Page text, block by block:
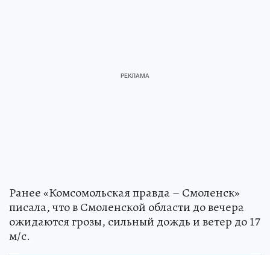
Ранее «Комсомольская правда – Смоленск»
писала, что в Смоленской области до вечера
ожидаются грозы, сильный дождь и ветер до 17
м/с.